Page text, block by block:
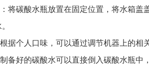
碳酸水瓶放置在固定位置，将水箱盖
个人口味，可以通过调节机器上的相
好的碳酸水可以直接倒入碳酸水瓶中，